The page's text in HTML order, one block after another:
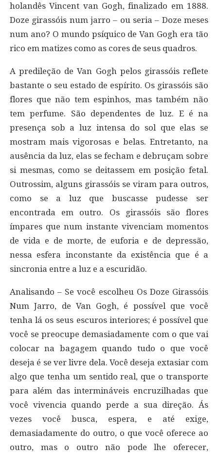
holandês Vincent van Gogh, finalizado em 1888.
Doze girassóis num jarro – ou seria – Doze meses
num ano? O mundo psíquico de Van Gogh era tão
rico em matizes como as cores de seus quadros.
A predileção de Van Gogh pelos girassóis reflete
bastante o seu estado de espírito. Os girassóis são
flores que não tem espinhos, mas também não
tem perfume. São dependentes de luz. E é na
presença sob a luz intensa do sol que elas se
mostram mais vigorosas e belas. Entretanto, na
ausência da luz, elas se fecham e debruçam sobre
si mesmas, como se deitassem em posição fetal.
Outrossim, alguns girassóis se viram para outros,
como se a luz que buscasse pudesse ser
encontrada em outro. Os girassóis são flores
ímpares que num instante vivenciam momentos
de vida e de morte, de euforia e de depressão,
nessa esfera inconstante da existência que é a
sincronia entre a luz e a escuridão.
Analisando – Se você escolheu Os Doze Girassóis
Num Jarro, de Van Gogh, é possível que você
tenha lá os seus escuros interiores; é possível que
você se preocupe demasiadamente com o que vai
colocar na bagagem quando tudo o que você
deseja é se ver livre dela. Você deseja extasiar com
algo que tenha um sentido real, que o transporte
para além das intermináveis encruzilhadas que
você vivencia quando perde a sua direção. Ás
vezes você busca, espera, e até exige,
demasiadamente do outro, o que você oferece ao
outro, mas o outro não pode lhe oferecer,